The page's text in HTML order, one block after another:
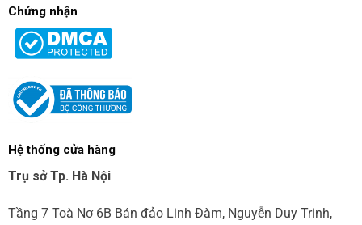
Chứng nhận
Hệ thống cửa hàng
Trụ sở Tp. Hà Nội
Tầng 7 Toà Nơ 6B Bán đảo Linh Đàm, Nguyễn Duy Trinh,